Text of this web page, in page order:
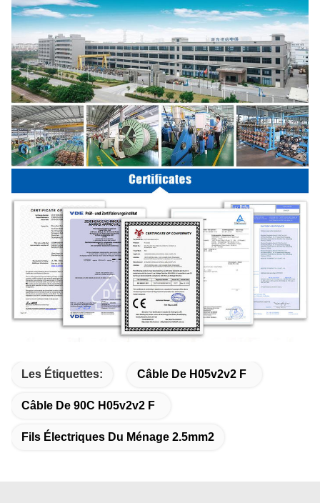
Les Étiquettes: Câble De H05v2v2 F
Câble De 90C H05v2v2 F
Fils Électriques Du Ménage 2.5mm2